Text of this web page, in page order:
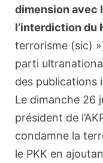
dimension avec
l’interdiction du
terrorisme (sic)
parti
des publications
Le dimanche 26
président de
condamne la
le PKK en